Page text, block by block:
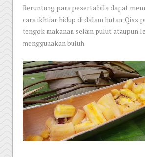
Beruntung para peserta bila dapat
cara ikhtiar hidup di dalam hutan. Qiss
tengok makanan selain pulut ataupun
menggunakan buluh.